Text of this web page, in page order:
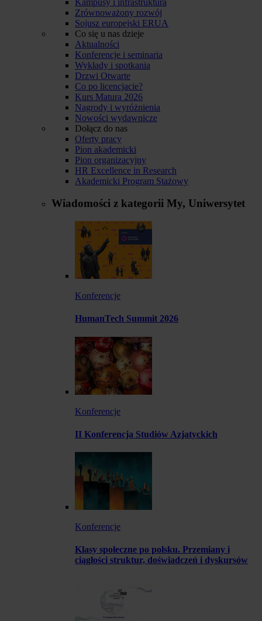
Zrównoważony rozwój
Sojusz europejski ERUA
Co się u nas dzieje
Aktualności
Konferencje i seminaria
Wykłady i spotkania
Drzwi Otwarte
Co po licencjacie?
Kurs Matura 2026
Nagrody i wyróżnienia
Nowości wydawnicze
Dołącz do nas
Oferty pracy
Pion akademicki
Pion organizacyjny
HR Excellence in Research
Akademicki Program Stażowy
Wiadomości z kategorii My, Uniwersytet
Konferencje
HumanTech Summit 2026
Konferencje
II Konferencja Studiów Azjatyckich
Konferencje
Klasy społeczne po polsku. Przemiany i
ciągłości struktur, doświadczeń i dyskursów